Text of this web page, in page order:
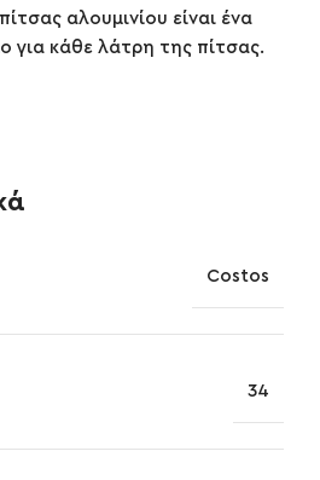
αλουμινίου είναι ένα
για κάθε λάτρη της πίτσας.
Costos
34